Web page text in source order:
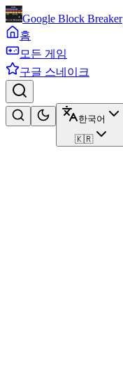
Google Block Breaker
홈
모든 게임
구글 스네이크
한국어
🇰🇷